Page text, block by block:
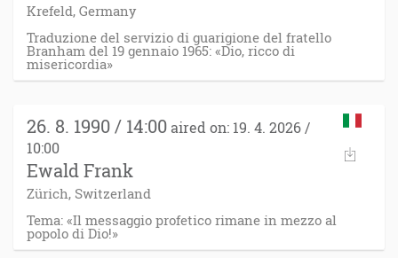
Krefeld, Germany
Traduzione del servizio di guarigione del fratello
Branham del 19 gennaio 1965: «Dio, ricco di
misericordia»
26. 8. 1990 / 14:00 aired on: 19. 4. 2026 /
10:00
Ewald Frank
Zürich, Switzerland
Tema: «Il messaggio profetico rimane in mezzo al
popolo di Dio!»